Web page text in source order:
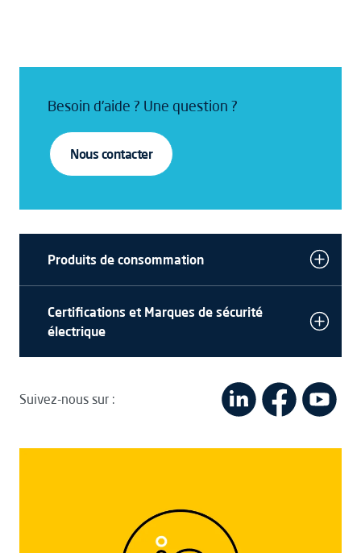
Besoin d'aide ? Une question ?
Nous contacter
Produits de consommation
Certifications et Marques de sécurité
électrique
Suivez-nous sur :